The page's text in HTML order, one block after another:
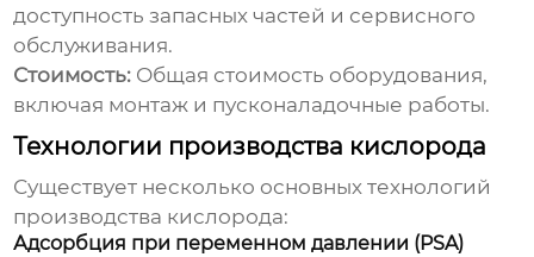
доступность запасных частей и сервисного
обслуживания.
Стоимость: Общая стоимость оборудования,
включая монтаж и пусконаладочные работы.
Технологии производства кислорода
Существует несколько основных технологий
производства кислорода:
Адсорбция при переменном давлении (PSA)